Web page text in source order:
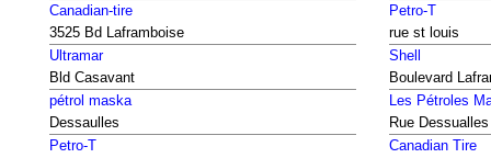
Canadian-tire
3525 Bd Laframboise
Petro-T
rue st louis
Ultramar
Bld Casavant
Shell
Boulevard
pétrol maska
Dessaulles
Les Pétroles
Rue Dessualles
Petro-T
Canadian Tire